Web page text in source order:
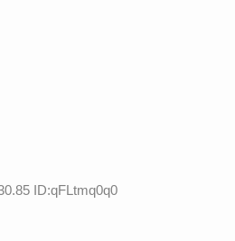
ID:qFLtmq0q0